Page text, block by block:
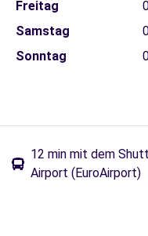
Freitag
Samstag
Sonntag
12 min mit dem
Airport (EuroAirport)